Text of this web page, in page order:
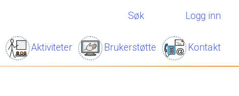
Søk Logg inn
Aktiviteter Brukerstøtte Kontakt